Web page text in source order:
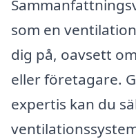
som en
dig på, oavsett
eller företagare.
expertis kan du